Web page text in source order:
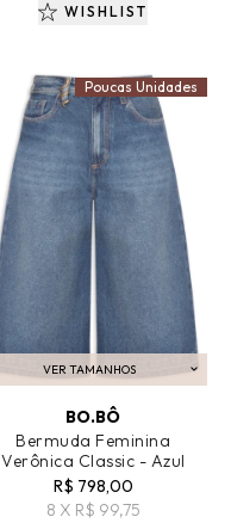
WISHLIST
VER TAMANHOS
ADICIONAR AO CARRINHO
BO.BÔ
Bermuda Feminina
Verônica Classic - Azul
R$ 798,00
8 X R$ 99,75
Poucas Unidades